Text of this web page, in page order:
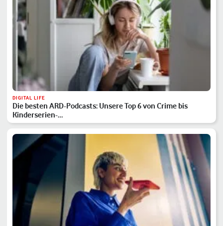
DIGITAL LIFE
Die besten ARD-Podcasts: Unsere Top 6 von Crime bis
Kinderserien-…